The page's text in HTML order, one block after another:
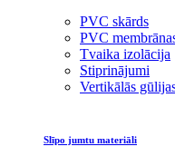
PVC skārds
PVC
Tvaika izolācija
Stiprinājumi
Vertikālās
Slīpo jumtu materiāli